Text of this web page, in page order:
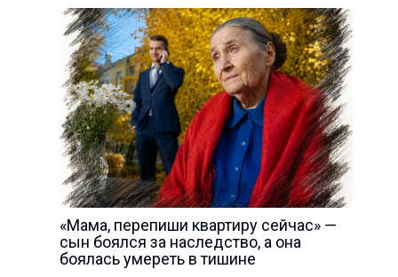
«Мама, перепиши квартиру сейчас» —
сын боялся за наследство, а она
боялась умереть в тишине